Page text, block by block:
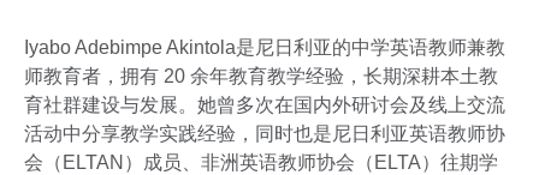
Iyabo Adebimpe Akintola是尼日利亚的中学英语教师兼教
师教育者，拥有 20 余年教育教学经验，长期深耕本土教
育社群建设与发展。她曾多次在国内外研讨会及线上交流
活动中分享教学实践经验，同时也是尼日利亚英语教师协
会（ELTAN）成员、非洲英语教师协会（ELTA）往期学